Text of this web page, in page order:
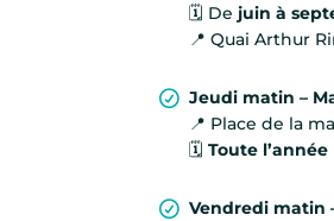
🗓️ De juin à
📍 Quai Arthur
Jeudi matin –
📍 Place de la
🗓️Toute l’année
Vendredi matin